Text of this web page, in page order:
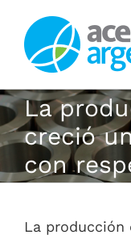
contenido
La
creció
con
La producción